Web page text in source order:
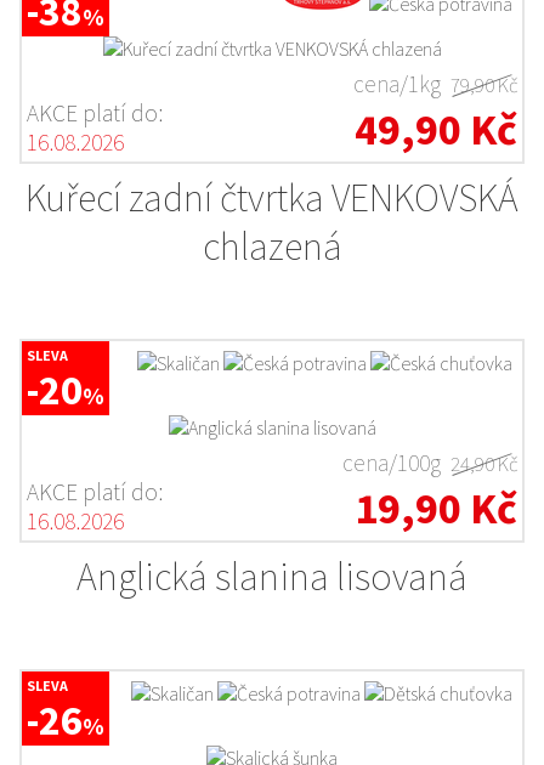
-38%
cena/1kg 79,90 Kč
AKCE platí do:
16.08.2026
49,90 Kč
Kuřecí zadní čtvrtka VENKOVSKÁ
chlazená
SLEVA
-20%
cena/100g 24,90 Kč
AKCE platí do:
16.08.2026
19,90 Kč
Anglická slanina lisovaná
SLEVA
-26%